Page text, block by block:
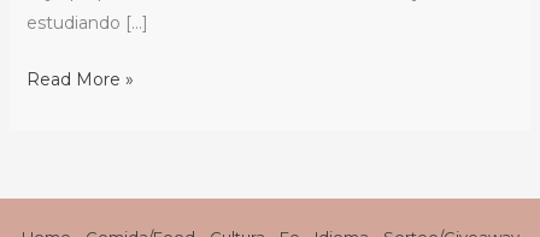
estudiando […]
nos
The
Read More »